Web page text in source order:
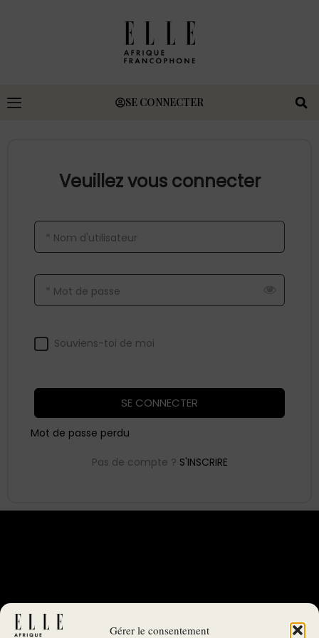
Gérer le consentement
SE CONNECTER
Veuillez vous connecter
* Nom d'utilisateur
* Mot de passe
Souviens-toi de moi
SE CONNECTER
Mot de passe perdu
Pas de compte ? S'INSCRIRE